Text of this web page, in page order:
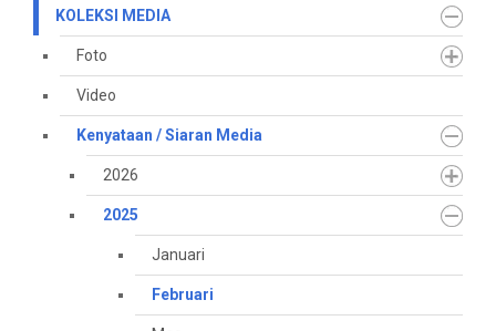
KOLEKSI MEDIA
Foto
Video
Kenyataan / Siaran Media
2026
2025
Januari
Februari